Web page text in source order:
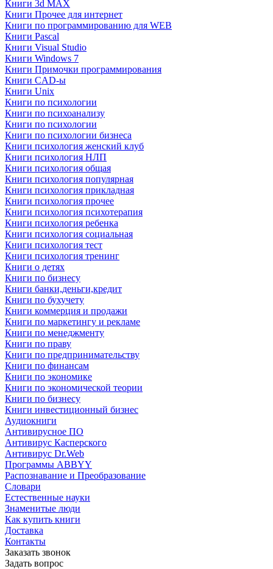
Книги 3d MAX
Книги Прочее для интернет
Книги по программированию для WEB
Книги Pascal
Книги Visual Studio
Книги Windows 7
Книги Примочки программирования
Книги CAD-ы
Книги Unix
Книги по психологии
Книги по психоанализу
Книги по психологии
Книги по психологии бизнеса
Книги психология женский клуб
Книги психология НЛП
Книги психология общая
Книги психология популярная
Книги психология прикладная
Книги психология прочее
Книги психология психотерапия
Книги психология ребенка
Книги психология социальная
Книги психология тест
Книги психология тренинг
Книги о детях
Книги по бизнесу
Книги банки,деньги,кредит
Книги по бухучету
Книги коммерция и продажи
Книги по маркетингу и рекламе
Книги по менеджменту
Книги по праву
Книги по предпринимательству
Книги по финансам
Книги по экономике
Книги по экономической теории
Книги по бизнесу
Книги инвестиционный бизнес
Аудиокниги
Антивирусное ПО
Антивирус Касперского
Антивирус Dr.Web
Программы ABBYY
Распознавание и Преобразование
Словари
Естественные науки
Знаменитые люди
Как купить книги
Доставка
Контакты
Заказать звонок
Задать вопрос